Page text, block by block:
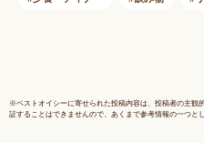
※ベストオイシーに寄せられた投稿内容は、投稿者の主観
証することはできませんので、あくまで参考情報の一つと